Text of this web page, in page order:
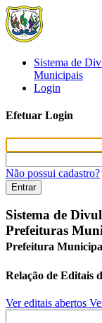
Sistema de
Municipais
Login
Efetuar Login
Não possui cadastro?
Entrar
Sistema de
Prefeituras
Prefeitura
Relação de Editais
Ver editais abertos